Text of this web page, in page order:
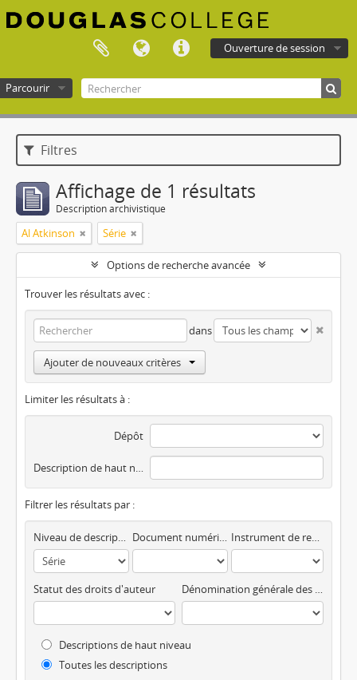
Ouverture de session
Parcourir
Filtres
Affichage de 1 résultats
Description archivistique
Al Atkinson Série
Options de recherche avancée
Trouver les résultats avec :
dans
Ajouter de nouveaux critères
Limiter les résultats à :
Dépôt
Description de haut niveau
Filtrer les résultats par :
Niveau de description Document numérique disponible Instrument de recherche
Statut des droits d'auteur Dénomination générale des documents
Descriptions de haut niveau
Toutes les descriptions